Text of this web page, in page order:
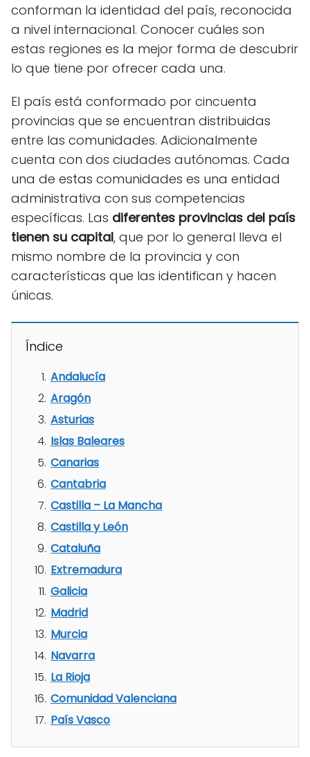
conforman la identidad del país, reconocida
a nivel internacional. Conocer cuáles son
estas regiones es la mejor forma de descubrir
lo que tiene por ofrecer cada una.
El país está conformado por cincuenta
provincias que se encuentran distribuidas
entre las comunidades. Adicionalmente
cuenta con dos ciudades autónomas. Cada
una de estas comunidades es una entidad
administrativa con sus competencias
específicas. Las diferentes provincias del país
tienen su capital, que por lo general lleva el
mismo nombre de la provincia y con
características que las identifican y hacen
únicas.
Índice
Andalucía
Aragón
Asturias
Islas Baleares
Canarias
Cantabria
Castilla – La Mancha
Castilla y León
Cataluña
Extremadura
Galicia
Madrid
Murcia
Navarra
La Rioja
Comunidad Valenciana
País Vasco